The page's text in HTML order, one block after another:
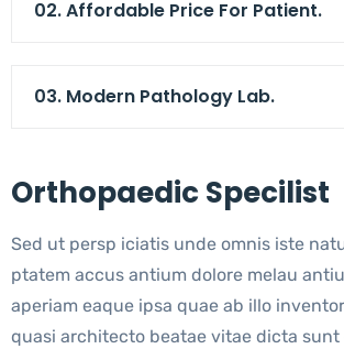
02. Affordable Price For Patient.
03. Modern Pathology Lab.
Orthopaedic Specilist
Sed ut persp iciatis unde omnis iste
ptatem accus antium dolore melau
aperiam eaque ipsa quae ab illo
quasi architecto beatae vitae dicta sunt